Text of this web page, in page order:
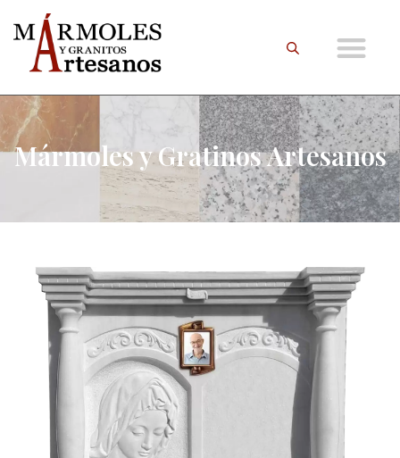
Mármoles y Gratinos Artesanos